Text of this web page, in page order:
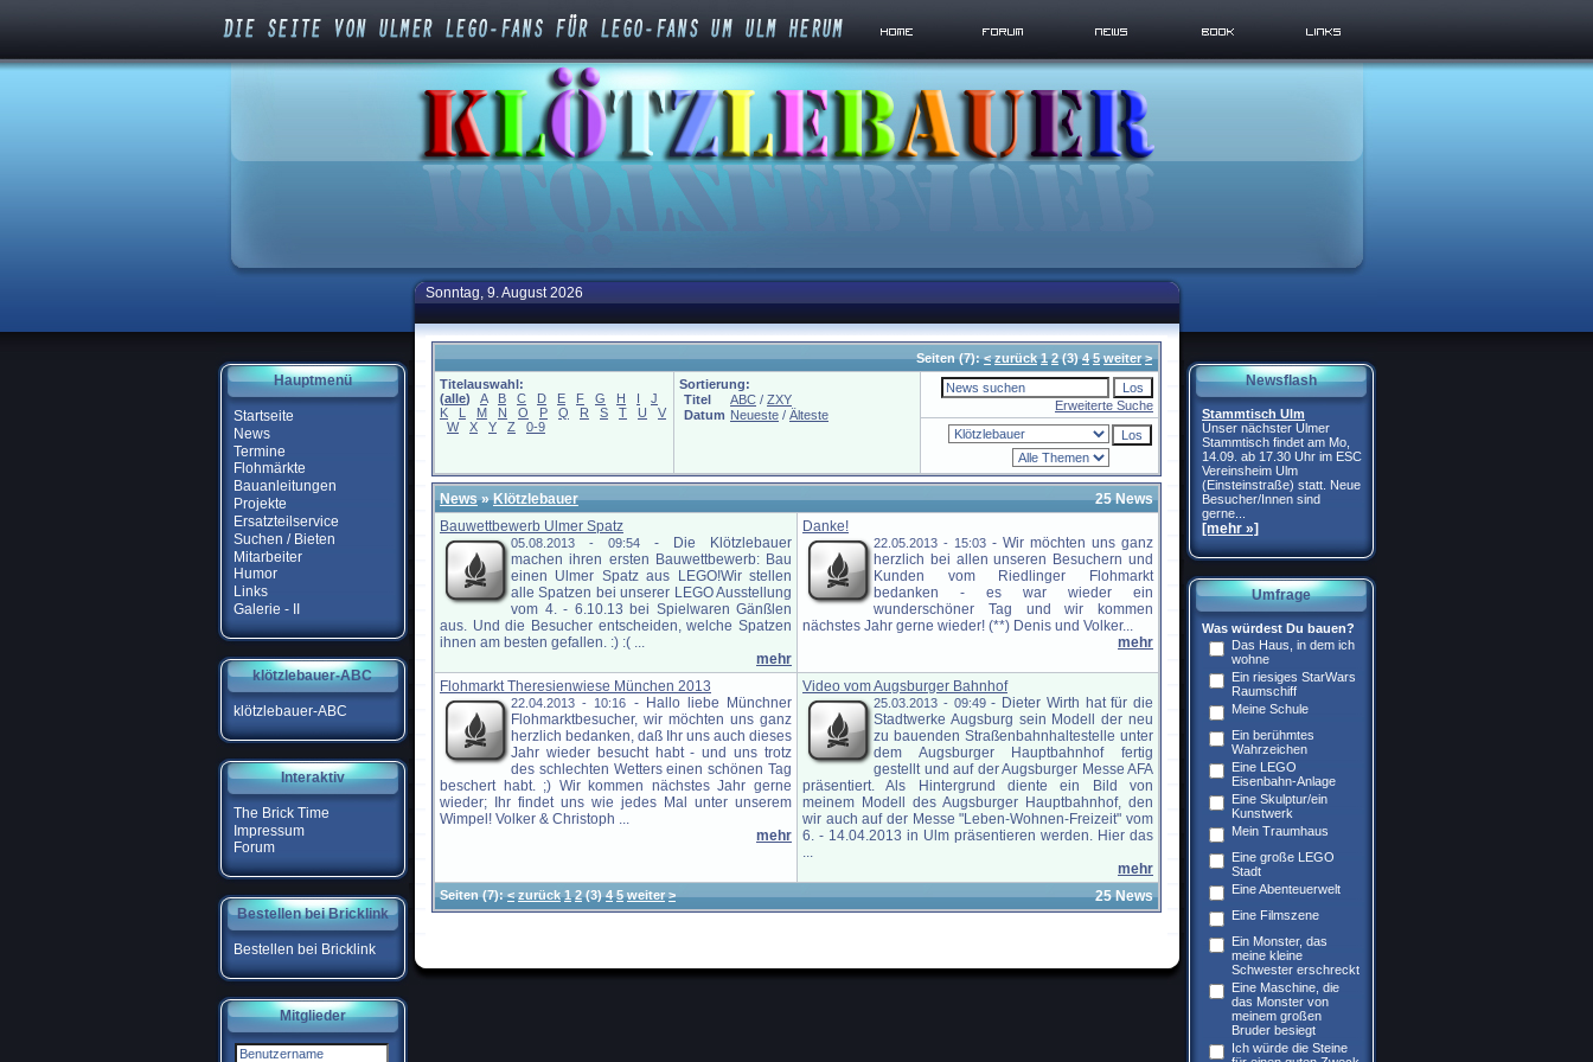
Hauptmenü
Startseite
News
Termine
Flohmärkte
Bauanleitungen
Projekte
Ersatzteilservice
Suchen / Bieten
Mitarbeiter
Humor
Links
Galerie - II
klötzlebauer-ABC
klötzlebauer-ABC
Interaktiv
The Brick Time
Impressum
Forum
Bestellen bei Bricklink
Bestellen bei Bricklink
Mitglieder
Sonntag, 9. August 2026
Seiten(7):< zurück 1 2 (3) 4 5 weiter >
Titelauswahl:
(alle) A B C D E F G H I
J
K
L M N O P Q R S T U
V
W
X Y Z 0-9
Sortierung:
Titel
ABC / ZXY
Datum Neueste / Älteste
Erweiterte Suche
News»Klötzlebauer
25 News
Bauwettbewerb Ulmer Spatz
05.08.2013 - 09:54 -
Die Klötzlebauer
machen ihren ersten Bauwettbewerb: Bau
einen Ulmer Spatz aus LEGO!Wir stellen
alle Spatzen bei unserer LEGO Ausstellung
vom 4. - 6.10.13 bei Spielwaren Gänßlen
aus. Und die Besucher entscheiden, welche Spatzen
ihnen am besten gefallen. :) :( ...
mehr
Danke!
22.05.2013 - 15:03 - Wir möchten uns ganz
herzlich bei allen unseren Besuchern und
Kunden vom Riedlinger Flohmarkt
bedanken - es war wieder ein
wunderschöner Tag und wir kommen
nächstes Jahr gerne wieder! (**) Denis und Volker...
mehr
Flohmarkt Theresienwiese München 2013
22.04.2013 - 10:16 - Hallo liebe Münchner
Flohmarktbesucher, wir möchten uns ganz
herzlich bedanken, daß Ihr uns auch dieses
Jahr wieder besucht habt - und uns trotz
des schlechten Wetters einen schönen Tag
beschert habt. ;) Wir kommen nächstes Jahr gerne
wieder; Ihr findet uns wie jedes Mal unter unserem
Wimpel! Volker & Christoph ...
mehr
Video vom Augsburger Bahnhof
25.03.2013 - 09:49- Dieter Wirth hat für die
Stadtwerke Augsburg sein Modell der neu
zu bauenden Straßenbahnhaltestelle unter
dem Augsburger Hauptbahnhof fertig
gestellt und auf der Augsburger Messe AFA
präsentiert. Als Hintergrund diente ein Bild von
meinem Modell des Augsburger Hauptbahnhof, den
wir auch auf der Messe "Leben-Wohnen-Freizeit" vom
6. - 14.04.2013 in Ulm präsentieren werden. Hier das
...
mehr
Seiten(7):< zurück 1 2 (3) 4 5 weiter > 25 News
Newsflash
Stammtisch Ulm
Unser nächster Ulmer
Stammtisch findet am Mo,
14.09. ab 17.30 Uhr im ESC
Vereinsheim Ulm
(Einsteinstraße) statt. Neue
Besucher/Innen sind
gerne...
[mehr »]
Umfrage
Was würdest Du bauen?
Das Haus, in dem ich
wohne
Ein riesiges StarWars
Raumschiff
Meine Schule
Ein berühmtes
Wahrzeichen
Eine LEGO
Eisenbahn-Anlage
Eine Skulptur/ein
Kunstwerk
Mein Traumhaus
Eine große LEGO
Stadt
Eine Abenteuerwelt
Eine Filmszene
Ein Monster, das
meine kleine
Schwester erschreckt
Eine Maschine, die
das Monster von
meinem großen
Bruder besiegt
Ich würde die Steine